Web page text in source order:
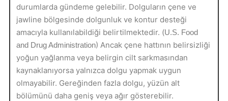
durumlarda gündeme gelebilir. Dolguların çene ve
jawline bölgesinde dolgunluk ve kontur desteği
amacıyla kullanılabildiği belirtilmektedir. (U.S. Food
and Drug Administration) Ancak çene hattının belirsizliği
yoğun yağlanma veya belirgin cilt sarkmasından
kaynaklanıyorsa yalnızca dolgu yapmak uygun
olmayabilir. Gereğinden fazla dolgu, yüzün alt
bölümünü daha geniş veya ağır gösterebilir.